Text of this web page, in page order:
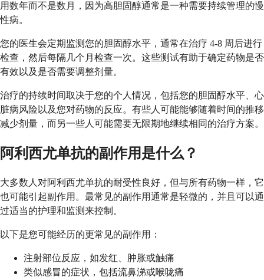
用数年而不是数月，因为高胆固醇通常是一种需要持续管理的慢
性病。
您的医生会定期监测您的胆固醇水平，通常在治疗 4-8 周后进行
检查，然后每隔几个月检查一次。这些测试有助于确定药物是否
有效以及是否需要调整剂量。
治疗的持续时间取决于您的个人情况，包括您的胆固醇水平、心
脏病风险以及您对药物的反应。有些人可能能够随着时间的推移
减少剂量，而另一些人可能需要无限期地继续相同的治疗方案。
阿利西尤单抗的副作用是什么？
大多数人对阿利西尤单抗的耐受性良好，但与所有药物一样，它
也可能引起副作用。最常见的副作用通常是轻微的，并且可以通
过适当的护理和监测来控制。
以下是您可能经历的更常见的副作用：
注射部位反应，如发红、肿胀或触痛
类似感冒的症状，包括流鼻涕或喉咙痛